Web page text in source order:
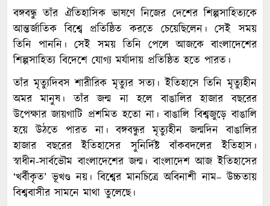
বঙ্গবন্ধু তাঁর ঐতিহাসিক ভাষণে নিজের দেশের শিল্পসাহিত্যকে
আন্তর্জাতিক বিশ্বে প্রতিষ্ঠিত করতে চেয়েছিলেন। সেই সময়
তিনি পাননি। সেই সময় তিনি পেলে আজকে বাংলাদেশের
শিল্পসাহিত্য বিদেশে যোগ্য মর্যাদায় প্রতিষ্ঠিত হতে পারত।
তাঁর মৃত্যুদিবস শারীরিক মৃত্যুর সত্য। ইতিহাসে তিনি মৃত্যুহীন
অমর মানুষ। তাঁর জন্ম না হলে বাঙালির হাজার বছরের
উপেক্ষার জায়গাটি প্রশমিত হতো না। বাঙালি বিশ্বজুড়ে বাঙালি
হয়ে উঠতে পারত না। বঙ্গবন্ধুর মৃত্যুহীন জন্মদিন বাঙালির
হাজার বছরের ইতিহাসের সুনির্দিষ্ট বাঁকবদলের ইতিহাস।
স্বাধীন-সার্বভৌম বাংলাদেশের জন্ম। বাংলাদেশ আজ ইতিহাসের
‘খর্বীকৃত’ ভূখণ্ড নয়। বিশ্বের মানচিত্রে অবিনাশী নাম– উচ্চতায়
বিশ্ববাসীর সামনে মাথা তুলেছে।